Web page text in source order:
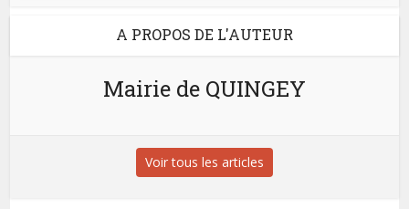
A PROPOS DE L'AUTEUR
Mairie de QUINGEY
Voir tous les articles